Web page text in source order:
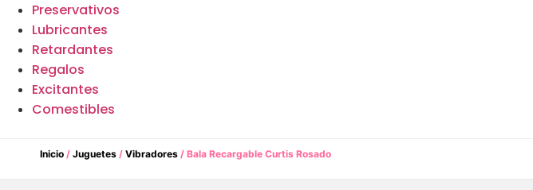
Preservativos
Lubricantes
Retardantes
Regalos
Excitantes
Comestibles
Inicio/ Juguetes/ Vibradores/ Bala Recargable Curtis Rosado